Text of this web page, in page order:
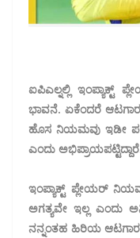
ಐಪಿಎಲ್ನಲ್ಲಿ ಇಂಪ್ಯಾಕ್ಟ್
ಭಾವನೆ. ಏಕೆಂದರೆ
ಹೊಸ ನಿಯಮವು ಇಡೀ
ಎಂದು
ಇಂಪ್ಯಾಕ್ಟ್ ಪ್ಲೇಯರ್
ಅಗತ್ಯವೇ ಇಲ್ಲ ಎಂದು
ನನ್ನಂತಹ ಹಿರಿಯ